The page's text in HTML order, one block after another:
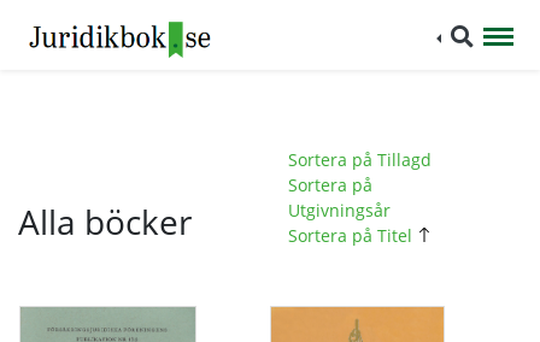
Alla böcker
Sortera på Tillagd
Sortera på
Utgivningsår
Sortera på Titel